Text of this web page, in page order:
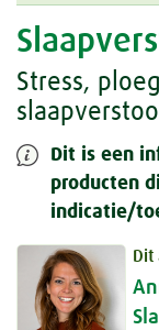
Stress,
Dit is een
producten
indicatie/
Dit